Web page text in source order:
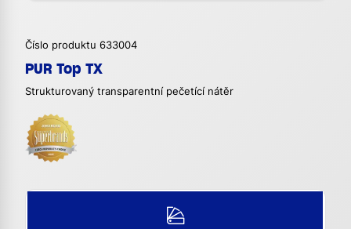
Číslo produktu 633004
PUR Top TX
Strukturovaný transparentní pečetící nátěr